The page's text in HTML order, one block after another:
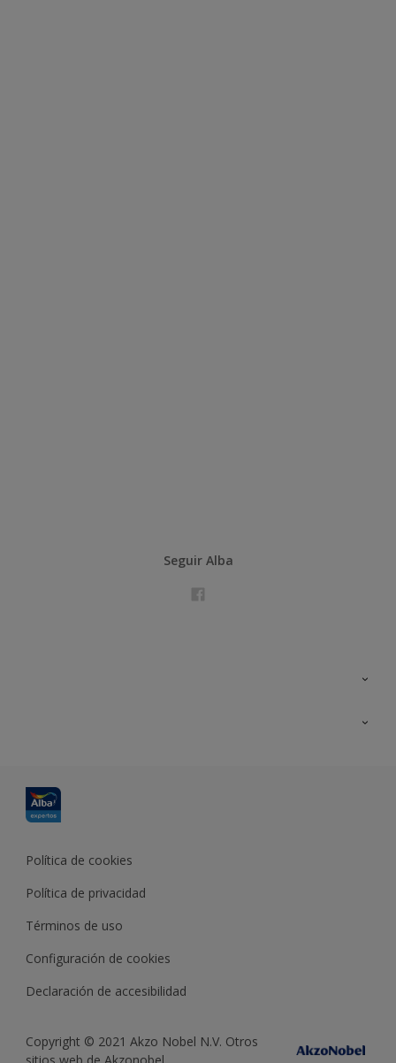
Seguir Alba
Política de cookies
Política de privacidad
Términos de uso
Configuración de cookies
Declaración de accesibilidad
Copyright © 2021 Akzo Nobel N.V. Otros
sitios web de Akzonobel